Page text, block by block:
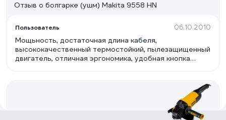
Отзыв о болгарке (ушм) Makita 9558 HN
Пользователь 06.10.2010
Мощьность, достаточная длина кабеля,
высококачественный термостойкий, пылезащищенный
двигатель, отличная эргономика, удобная кнопка